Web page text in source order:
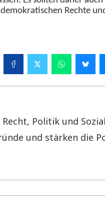
Rechte
Politik und
und stärken die